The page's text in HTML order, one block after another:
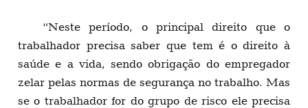
“Neste período, o principal direito que o
trabalhador precisa saber que tem é o direito à
saúde e a vida, sendo obrigação do empregador
zelar pelas normas de segurança no trabalho. Mas
se o trabalhador for do grupo de risco ele precisa